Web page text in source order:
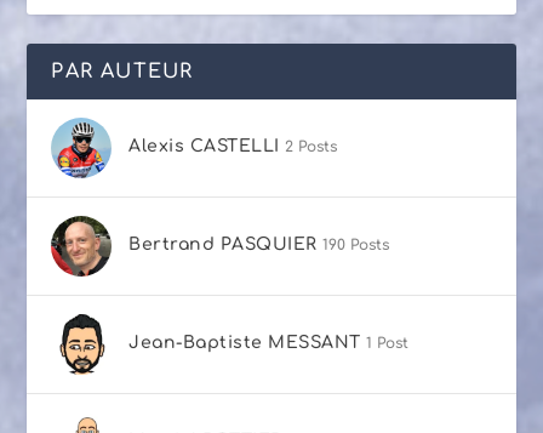
PAR AUTEUR
Alexis CASTELLI 2 Posts
Bertrand PASQUIER 190 Posts
Jean-Baptiste MESSANT 1 Post